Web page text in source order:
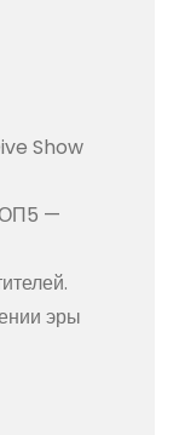
Show
—
эры